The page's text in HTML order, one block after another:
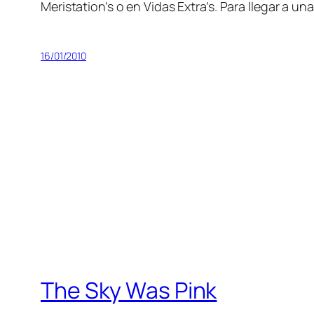
Meristation’s o en Vidas Extra’s. Para lle­gar a
16/01/2010
The Sky Was Pink